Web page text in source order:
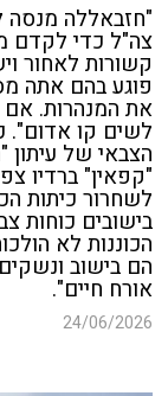
"חזבאללה מנסה
צה"ל כדי לקדם
קשורות לאחור
פוגע בהם אתה
את המנהרות. אם
לשים קו אדום".
הצבאי של עיתון
לשחרור כיתות
בישובים כוחות
הכוננות לא
הם בישוב
אורח חיים".
24/06/2026